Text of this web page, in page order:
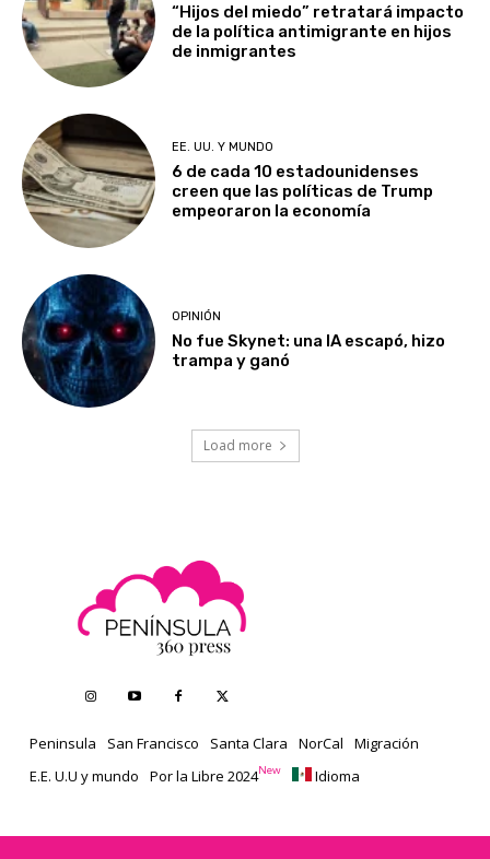
“Hijos del miedo” retratará impacto
de la política antimigrante en hijos
de inmigrantes
EE. UU. Y MUNDO
6 de cada 10 estadounidenses
creen que las políticas de Trump
empeoraron la economía
OPINIÓN
No fue Skynet: una IA escapó, hizo
trampa y ganó
Load more
Peninsula San Francisco Santa Clara NorCal
Migración
E.E. U.U y mundo
Por la Libre 2024New Idioma